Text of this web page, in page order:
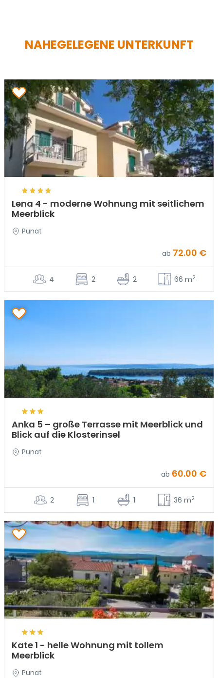
NAHEGELEGENE UNTERKUNFT
Lena 4 - moderne Wohnung mit seitlichem
Meerblick
Punat
ab 72.00 €
4 2 2 66 m2
Anka 5 – große Terrasse mit Meerblick und
Blick auf die Klosterinsel
Punat
ab 60.00 €
2 1 1 36 m2
Kate 1 - helle Wohnung mit tollem
Meerblick
Punat